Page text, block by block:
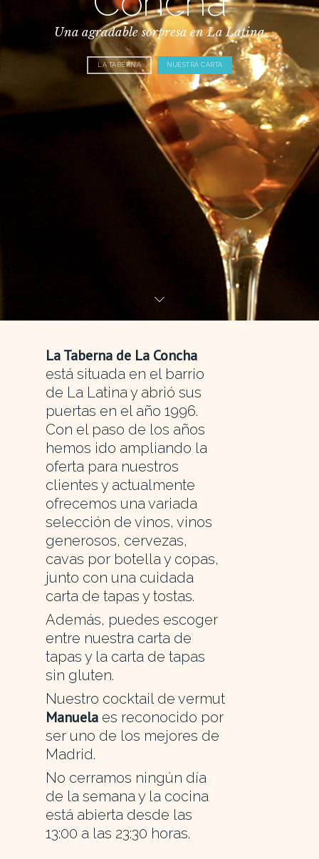
Una agradable sorpresa en La Latina
LA TABERNA NUESTRA CARTA
La Taberna de La Concha
está situada en el barrio
de La Latina y abrió sus
puertas en el año 1996.
Con el paso de los años
hemos ido ampliando la
oferta para nuestros
clientes y actualmente
ofrecemos una variada
selección de vinos, vinos
generosos, cervezas,
cavas por botella y copas,
junto con una cuidada
carta de tapas y tostas.
Además, puedes escoger
entre nuestra carta de
tapas y la carta de tapas
sin gluten.
Nuestro cocktail de vermut
Manuela es reconocido por
ser uno de los mejores de
Madrid.
No cerramos ningún día
de la semana y la cocina
está abierta desde las
13:00 a las 23:30 horas.